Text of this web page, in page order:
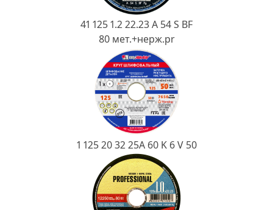
41 125 1.2 22.23 A 54 S BF
80 мет.+нерж.pr
1 125 20 32 25А 60 K 6 V 50